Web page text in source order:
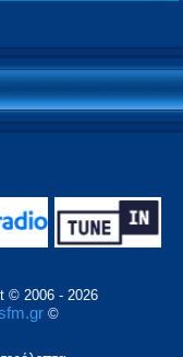
© 2006 - 2026
©